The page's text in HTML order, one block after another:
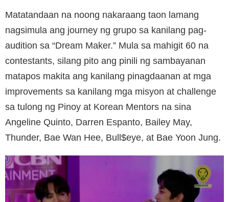
Matatandaan na noong nakaraang taon lamang
nagsimula ang journey ng grupo sa kanilang pag-
audition sa “Dream Maker.” Mula sa mahigit 60 na
contestants, silang pito ang pinili ng sambayanan
matapos makita ang kanilang pinagdaanan at mga
improvements sa kanilang mga misyon at challenge
sa tulong ng Pinoy at Korean Mentors na sina
Angeline Quinto, Darren Espanto, Bailey May,
Thunder, Bae Wan Hee, Bull$eye, at Bae Yoon Jung.